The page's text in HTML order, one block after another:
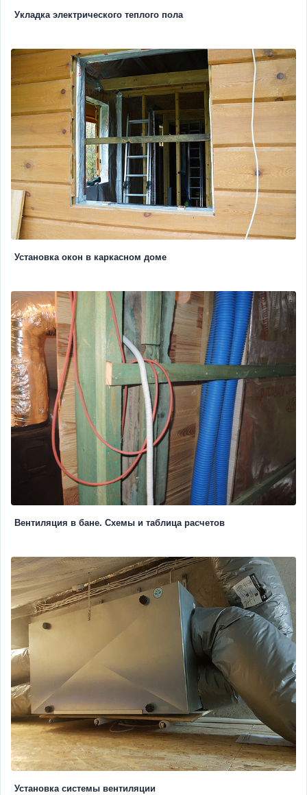
Укладка электрического теплого пола
Установка окон в каркасном доме
Вентиляция в бане. Схемы и таблица расчетов
Установка системы вентиляции